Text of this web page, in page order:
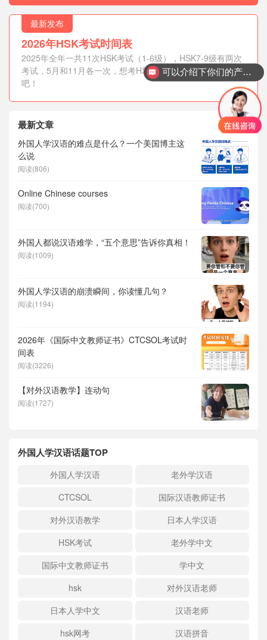
最新发布
2026年HSK考试时间表
2025年全年一共11次HSK考试（1-6级），HSK7-9级有两次
考试，5月和11月各一次，想考HSK的外国人抓紧时间报名
吧！
最新文章
外国人学汉语的难点是什么？一个美国博主这
么说
阅读(806)
Online Chinese courses
阅读(700)
外国人都说汉语难学，“五个意思”告诉你真相！
阅读(1009)
外国人学汉语的崩溃瞬间，你读懂几句？
阅读(1194)
2026年《国际中文教师证书》CTCSOL考试时
间表
阅读(3226)
【对外汉语教学】连动句
阅读(1727)
外国人学汉语话题TOP
外国人学汉语
老外学汉语
CTCSOL
国际汉语教师证书
对外汉语教学
日本人学汉语
HSK考试
老外学中文
国际中文教师证书
学中文
hsk
对外汉语老师
日本人学中文
汉语老师
hsk网考
汉语拼音
可以介绍下你们的产品么？